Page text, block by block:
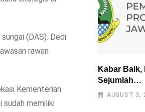
(DAS). Dedi
rawan
Kementerian
sudah memiliki
Cipasung
Kabar Baik,
Sejumlah
Kebutuhan
AUGUST 3,